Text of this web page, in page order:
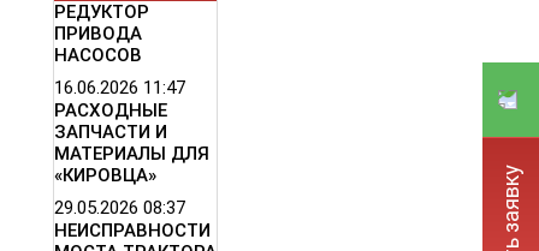
РЕДУКТОР
ПРИВОДА
НАСОСОВ
16.06.2026 11:47
РАСХОДНЫЕ
ЗАПЧАСТИ И
МАТЕРИАЛЫ ДЛЯ
«КИРОВЦА»
29.05.2026 08:37
НЕИСПРАВНОСТИ